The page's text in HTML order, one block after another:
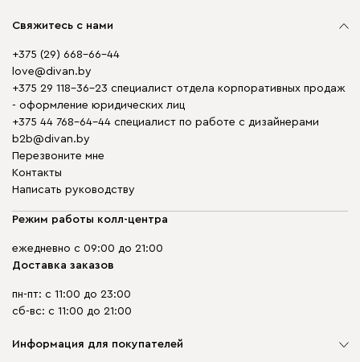
Свяжитесь с нами
+375 (29) 668-66-44
love@divan.by
+375 29 118-36-23 специалист отдела корпоративных продаж
- оформление юридических лиц
+375 44 768-64-44 специалист по работе с дизайнерами
b2b@divan.by
Перезвоните мне
Контакты
Написать руководству
Режим работы колл-центра
ежедневно с 09:00 до 21:00
Доставка заказов
пн-пт: с 11:00 до 23:00
сб-вс: с 11:00 до 21:00
Информация для покупателей